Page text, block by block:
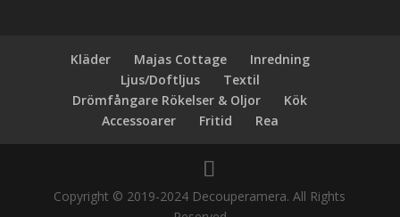
Kläder Majas Cottage
Inredning
Ljus/Doftljus
Textil
Drömfångare Rökelser & Oljor
Kök
Accessoarer
Fritid Rea
Copyright © 2019-2024 Decouperamera. All Rights